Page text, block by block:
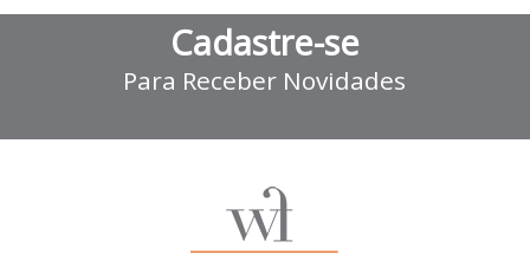
Cadastre-se
Para Receber Novidades